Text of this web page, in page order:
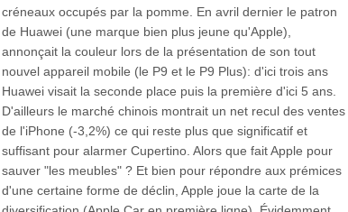
créneaux occupés par la pomme. En avril dernier le patron
de Huawei (une marque bien plus jeune qu'Apple),
annonçait la couleur lors de la présentation de son tout
nouvel appareil mobile (le P9 et le P9 Plus): d'ici trois ans
Huawei visait la seconde place puis la première d'ici 5 ans.
D'ailleurs le marché chinois montrait un net recul des ventes
de l'iPhone (-3,2%) ce qui reste plus que significatif et
suffisant pour alarmer Cupertino. Alors que fait Apple pour
sauver "les meubles" ? Et bien pour répondre aux prémices
d'une certaine forme de déclin, Apple joue la carte de la